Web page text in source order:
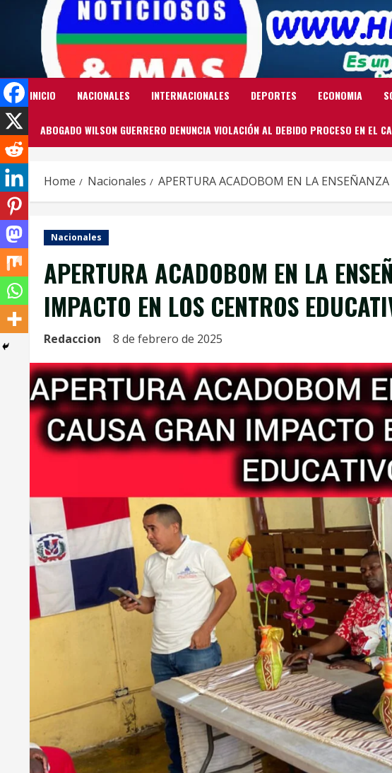
INICIO NACIONALES INTERNACIONALES DEPORTES ECONOMIA
ABOGADO WILSON GUERRERO DENUNCIA VIOLACIÓN AL DEBIDO PROCESO EN EL
Home Nacionales APERTURA ACADOBOM EN LA
Nacionales
APERTURA ACADOBOM EN LA
IMPACTO EN LOS CENTROS
Redaccion 8 de febrero de 2025